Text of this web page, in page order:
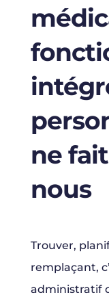
ne
nous
Trouver,
remplaçant,
administratif